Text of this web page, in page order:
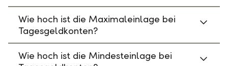
Wie hoch ist die Maximaleinlage bei
Tagesgeldkonten?
Wie hoch ist die Mindesteinlage bei